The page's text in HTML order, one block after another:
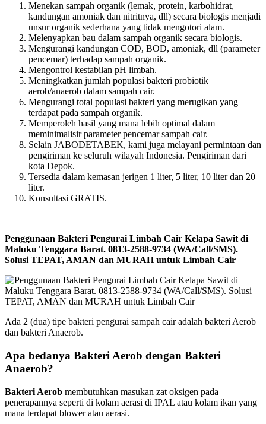
Menekan sampah organik (lemak, protein, karbohidrat,
kandungan amoniak dan nitritnya, dll) secara biologis menjadi
unsur organik sederhana yang tidak mengotori alam.
Melenyapkan bau dalam sampah organik secara biologis.
Mengurangi kandungan COD, BOD, amoniak, dll (parameter
pencemar) terhadap sampah organik.
Mengontrol kestabilan pH limbah.
Meningkatkan jumlah populasi bakteri probiotik
aerob/anaerob dalam sampah cair.
Mengurangi total populasi bakteri yang merugikan yang
terdapat pada sampah organik.
Memperoleh hasil yang mana lebih optimal dalam
meminimalisir parameter pencemar sampah cair.
Selain JABODETABEK, kami juga melayani permintaan dan
pengiriman ke seluruh wilayah Indonesia. Pengiriman dari
kota Depok.
Tersedia dalam kemasan jerigen 1 liter, 5 liter, 10 liter dan 20
liter.
Konsultasi GRATIS.
Penggunaan Bakteri Pengurai Limbah Cair Kelapa Sawit di
Maluku Tenggara Barat. 0813-2588-9734 (WA/Call/SMS).
Solusi TEPAT, AMAN dan MURAH untuk Limbah Cair
Ada 2 (dua) tipe bakteri pengurai sampah cair adalah bakteri Aerob
dan bakteri Anaerob.
Apa bedanya Bakteri Aerob dengan Bakteri
Anaerob?
Bakteri Aerob membutuhkan masukan zat oksigen pada
penerapannya seperti di kolam aerasi di IPAL atau kolam ikan yang
mana terdapat blower atau aerasi.